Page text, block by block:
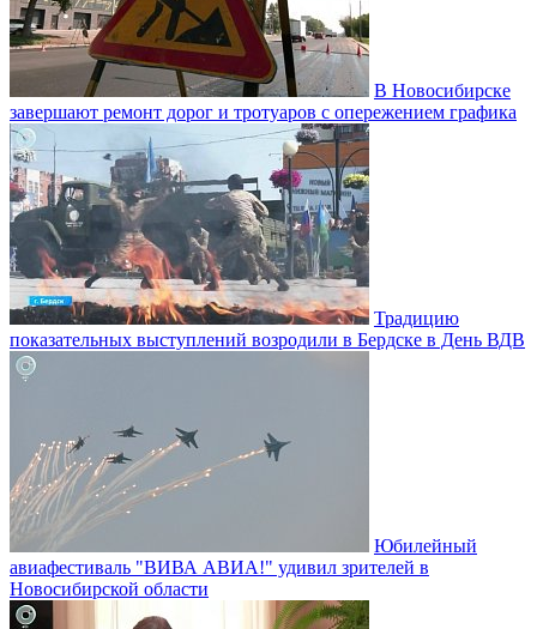
В Новосибирске
завершают ремонт дорог и тротуаров с опережением графика
Традицию
показательных выступлений возродили в Бердске в День ВДВ
Юбилейный
авиафестиваль "ВИВА АВИА!" удивил зрителей в
Новосибирской области